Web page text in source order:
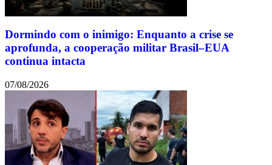
Dormindo com o inimigo: Enquanto a crise se
aprofunda, a cooperação militar Brasil–EUA
continua intacta
07/08/2026